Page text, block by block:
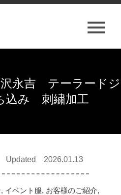
永吉 テーラードジ
込み 刺繍加工
Updated 2026.01.13
, イベント服, お客様のご紹介,